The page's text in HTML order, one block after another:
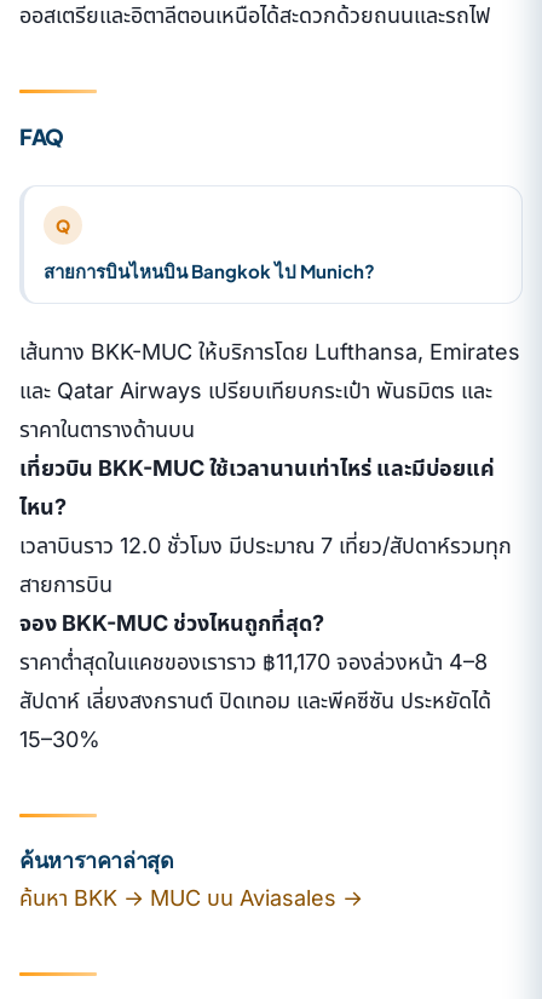
ออสเตรียและอิตาลีตอนเหนือได้สะดวกด้วยถนนและรถไฟ
FAQ
Q
สายการบินไหนบิน Bangkok ไป Munich?
เส้นทาง BKK-MUC ให้บริการโดย Lufthansa, Emirates
และ Qatar Airways เปรียบเทียบกระเป๋า พันธมิตร และ
ราคาในตารางด้านบน
เที่ยวบิน BKK-MUC ใช้เวลานานเท่าไหร่ และมีบ่อยแค่
ไหน?
เวลาบินราว 12.0 ชั่วโมง มีประมาณ 7 เที่ยว/สัปดาห์รวมทุก
สายการบิน
จอง BKK-MUC ช่วงไหนถูกที่สุด?
ราคาต่ำสุดในแคชของเราราว ฿11,170 จองล่วงหน้า 4–8
สัปดาห์ เลี่ยงสงกรานต์ ปิดเทอม และพีคซีซัน ประหยัดได้
15–30%
ค้นหาราคาล่าสุด
ค้นหา BKK → MUC บน Aviasales →